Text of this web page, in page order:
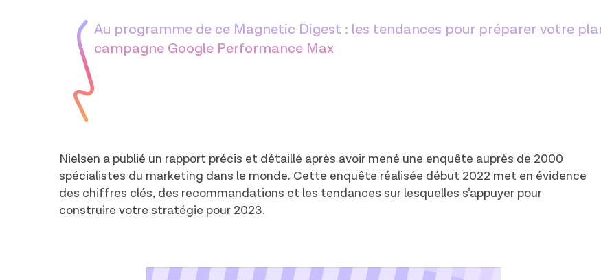
Au programme de ce Magnetic Digest : les tendances pour préparer votre
campagne Google Performance Max
Nielsen a publié un rapport précis et détaillé après avoir mené une enquête auprès de 2000
spécialistes du marketing dans le monde. Cette enquête réalisée début 2022 met en évidence
des chiffres clés, des recommandations et les tendances sur lesquelles s’appuyer pour
construire votre stratégie pour 2023.